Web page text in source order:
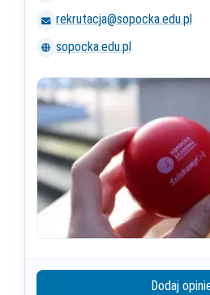
rekrutacja@sopocka.edu.pl
sopocka.edu.pl
Dodaj